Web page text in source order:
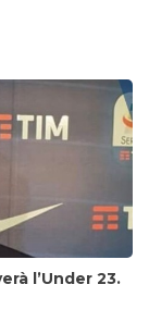
l’Under 23.